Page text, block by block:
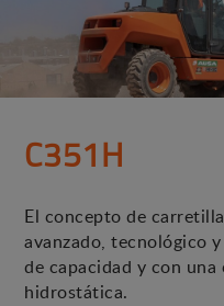
C351H
El concepto de
avanzado, tecnológico
de capacidad y con
hidrostática.